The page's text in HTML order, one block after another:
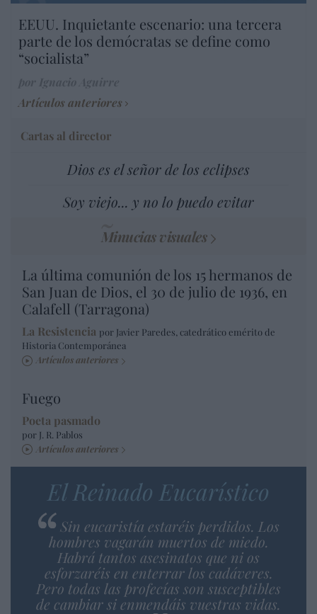
EEUU. Inquietante escenario: una tercera
parte de los demócratas se define como
“socialista”
Artículos anteriores
Cartas al director
Dios es el señor de los eclipses
Soy viejo... y no lo puedo evitar
Minucias visuales
La última comunión de los 15 hermanos de
San Juan de Dios, el 30 de julio de 1936, en
Calafell (Tarragona)
La Resistencia por Javier Paredes, catedrático emérito de
Historia Contemporánea
Artículos anteriores
Fuego
Poeta pasmado
por J. R. Pablos
Artículos anteriores
El Reinado Eucarístico
Sin eucaristía estaréis perdidos. Los
hombres vagarán muertos de miedo.
Habrá tantos asesinatos que ni os
esforzaréis en enterrar los cadáveres.
Pero todas las profecías son susceptibles
de cambiar si enmendáis vuestras vidas.